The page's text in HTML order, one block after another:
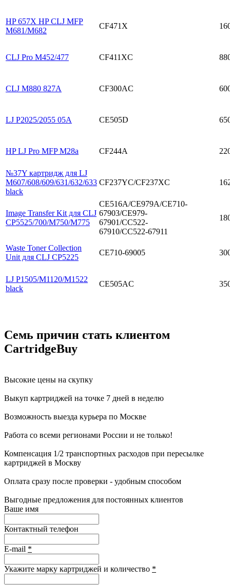
HP 657X HP CLJ MFP
M681/M682
CF471X
CLJ Pro M452/477 CF411XC
CLJ M880 827A CF300AC
LJ P2025/2055 05A CE505D
HP LJ Pro MFP M28a CF244A
№37Y картридж для LJ
M607/608/609/631/632/633
black
CF237YC/CF237XC
Image Transfer Kit для CLJ
CP5525/700/M750/M775
CE516A/CE979A/CE710-
67903/CE979-
67901/CC522-
67910/CC522-67911
Waste Toner Collection
Unit для CLJ CP5225
CE710-69005
LJ P1505/M1120/M1522
black
CE505AC
Семь причин стать клиентом
CartridgeBuy
Высокие цены на скупку
Выкуп картриджей на точке 7 дней в неделю
Возможность выезда курьера по Москве
Работа со всеми регионами России и не только!
Компенсация 1/2 транспортных расходов при пересылке
картриджей в Москву
Оплата сразу после проверки - удобным способом
Выгодные предложения для постоянных клиентов
Ваше имя
Контактный телефон
E-mail *
Укажите марку картриджей и количество *